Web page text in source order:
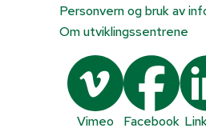
Personvern og bruk av
Om utviklingssentrene
Vimeo Facebook